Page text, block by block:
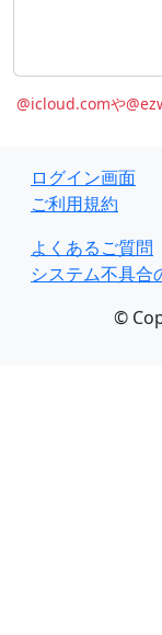
@icloud.comや
ログイン画面
ご利用規約
よくあるご質問
システム不具合
©